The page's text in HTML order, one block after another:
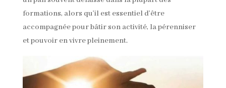
formations, alors qu’il est essentiel d’être
accompagnée pour bâtir son activité, la pérenniser
et pouvoir en vivre pleinement.